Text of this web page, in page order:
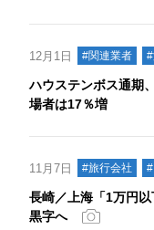
12月1日 #関連業者
ハウステンボス通期
場者は17％増
11月7日 #旅行会社
長崎／上海「1万円
黒字へ